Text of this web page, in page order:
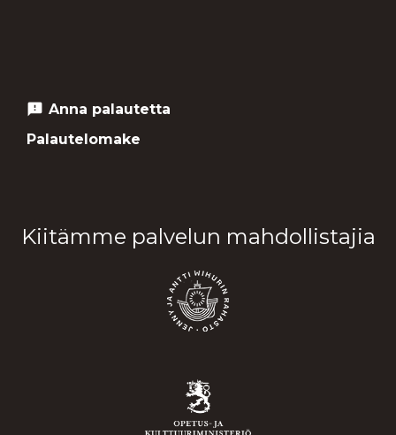
feedback Anna palautetta
Palautelomake
Kiitämme palvelun mahdollistajia